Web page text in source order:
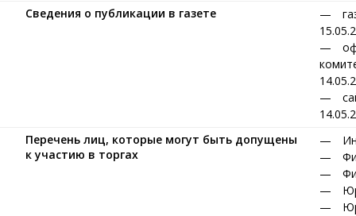
Сведения о публикации в газете
Перечень лиц, которые могут быть допущены
к участию в торгах